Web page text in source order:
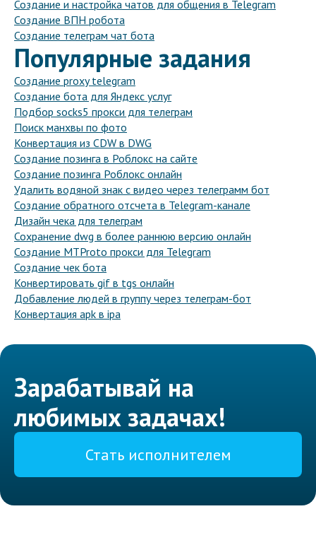
Создание и настройка чатов для общения в Telegram
Создание ВПН робота
Создание телеграм чат бота
Популярные задания
Создание proxy telegram
Создание бота для Яндекс услуг
Подбор socks5 прокси для телеграм
Поиск манхвы по фото
Конвертация из CDW в DWG
Создание позинга в Роблокс на сайте
Создание позинга Роблокс онлайн
Удалить водяной знак с видео через телеграмм бот
Создание обратного отсчета в Telegram-канале
Дизайн чека для телеграм
Сохранение dwg в более раннюю версию онлайн
Создание MTProto прокси для Telegram
Создание чек бота
Конвертировать gif в tgs онлайн
Добавление людей в группу через телеграм-бот
Конвертация apk в ipa
Зарабатывай на
любимых задачах!
Стать исполнителем